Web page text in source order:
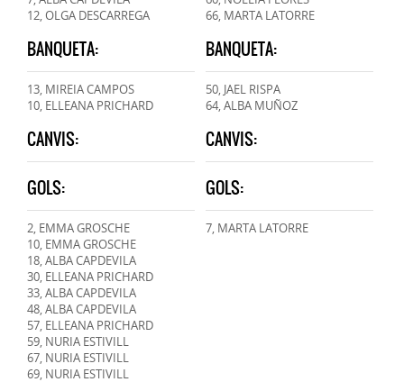
12, OLGA DESCARREGA
BANQUETA:
13, MIREIA CAMPOS
10, ELLEANA PRICHARD
CANVIS:
GOLS:
2, EMMA GROSCHE
10, EMMA GROSCHE
18, ALBA CAPDEVILA
30, ELLEANA PRICHARD
33, ALBA CAPDEVILA
48, ALBA CAPDEVILA
57, ELLEANA PRICHARD
59, NURIA ESTIVILL
67, NURIA ESTIVILL
69, NURIA ESTIVILL
66, MARTA LATORRE
BANQUETA:
50, JAEL RISPA
64, ALBA MUÑOZ
CANVIS:
GOLS:
7, MARTA LATORRE